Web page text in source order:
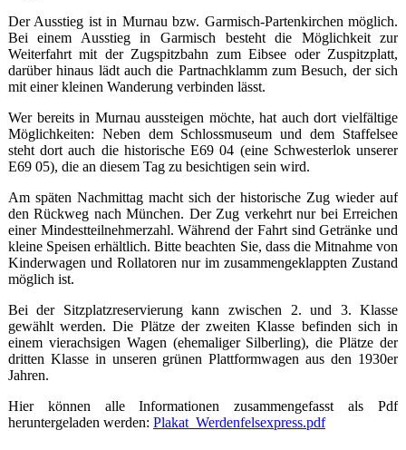
Der Ausstieg ist in Murnau bzw. Garmisch-Partenkirchen möglich.
Bei einem Ausstieg in Garmisch besteht die Möglichkeit zur
Weiterfahrt mit der Zugspitzbahn zum Eibsee oder Zuspitzplatt,
darüber hinaus lädt auch die Partnachklamm zum Besuch, der sich
mit einer kleinen Wanderung verbinden lässt.
Wer bereits in Murnau aussteigen möchte, hat auch dort vielfältige
Möglichkeiten: Neben dem Schlossmuseum und dem Staffelsee
steht dort auch die historische E69 04 (eine Schwesterlok unserer
E69 05), die an diesem Tag zu besichtigen sein wird.
Am späten Nachmittag macht sich der historische Zug wieder auf
den Rückweg nach München. Der Zug verkehrt nur bei Erreichen
einer Mindestteilnehmerzahl. Während der Fahrt sind Getränke und
kleine Speisen erhältlich. Bitte beachten Sie, dass die Mitnahme von
Kinderwagen und Rollatoren nur im zusammengeklappten Zustand
möglich ist.
Bei der Sitzplatzreservierung kann zwischen 2. und 3. Klasse
gewählt werden. Die Plätze der zweiten Klasse befinden sich in
einem vierachsigen Wagen (ehemaliger Silberling), die Plätze der
dritten Klasse in unseren grünen Plattformwagen aus den 1930er
Jahren.
Hier können alle Informationen zusammengefasst als Pdf
heruntergeladen werden: Plakat_Werdenfelsexpress.pdf